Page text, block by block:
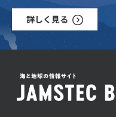
詳しく見る